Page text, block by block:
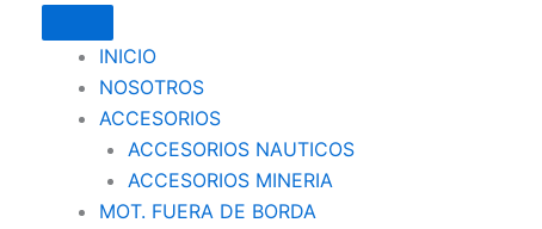
INICIO
NOSOTROS
ACCESORIOS
ACCESORIOS NAUTICOS
ACCESORIOS MINERIA
MOT. FUERA DE BORDA